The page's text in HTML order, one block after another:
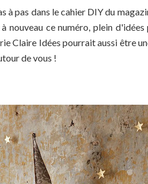
à pas dans le cahier DIY du
nouveau ce numéro, plein
Claire Idées pourrait aussi être
de vous !